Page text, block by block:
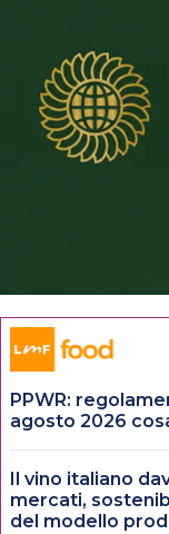
PPWR:
agosto 2026
Il vino italiano
mercati,
del modello